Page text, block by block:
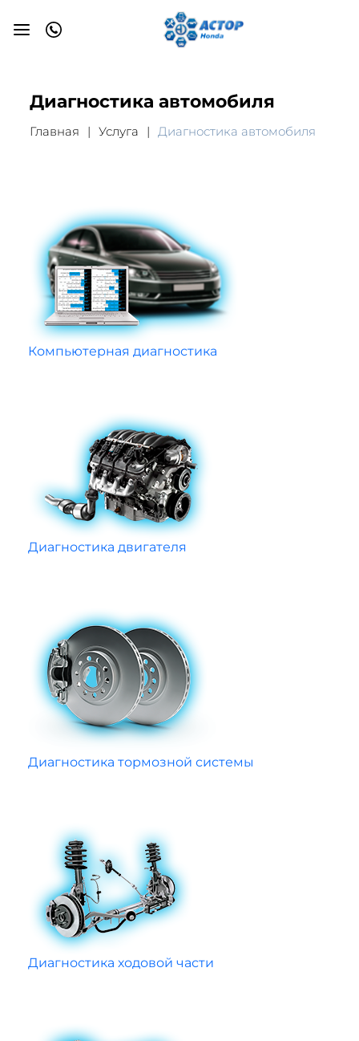
Диагностика автомобиля
Главная Услуга Диагностика автомобиля
Компьютерная диагностика
Диагностика двигателя
Диагностика тормозной системы
Диагностика ходовой части